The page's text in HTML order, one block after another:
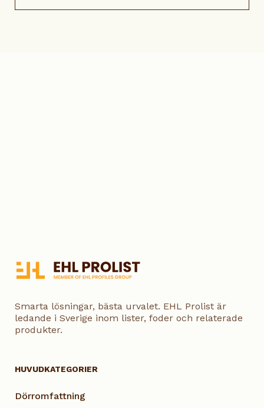
Smarta lösningar, bästa urvalet. EHL Prolist är
ledande i Sverige inom lister, foder och relaterade
produkter.
HUVUDKATEGORIER
Dörromfattning